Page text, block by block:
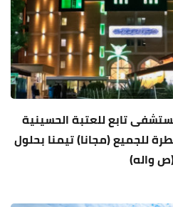
تابع للعتبة الحسينية
للجميع (مجانا) تيمنا بحلول
واله)